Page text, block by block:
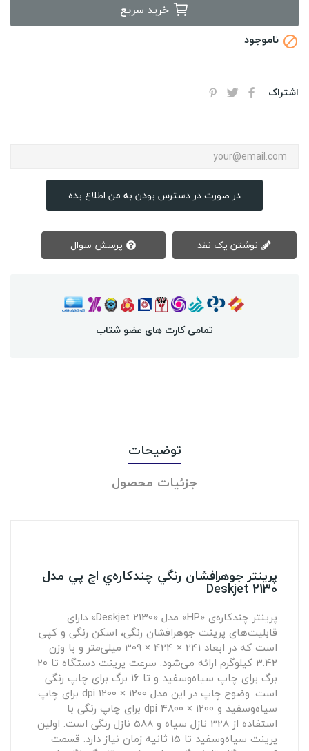
خرید سریع
 ناموجود
اشتراک
در صورت در دسترس بودن به من اطلاع بده
تمامی کارت های عضو شتاب
توضیحات
جزئیات محصول
پرينتر جوهرافشان رنگي چندکاره‌ي اچ پي مدل
Deskjet 2130
پرینتر چندکاره‌ی «HP» مدل «Deskjet 2130» دارای
قابلیت‌های پرینت جوهرافشان رنگی، اسکن رنگی و کپی
است که در ابعاد 241 × 424 × 309 میلی‌متر و با وزن
3.42 کیلوگرم ارائه می‌شود. سرعت پرینت دستگاه تا 20
برگ برای چاپ سیاه‌وسفید و تا 16 برگ برای چاپ رنگی
است. وضوح چاپ در این مدل 1200 × 1200 dpi برای چاپ
سیاه‌وسفید و 1200 × 4800 dpi برای چاپ رنگی با
استفاده از 328 نازل سیاه و 588 نازل رنگی است. اولین
پرینت سیاه‌وسفید تا 15 ثانیه زمان نیاز دارد. قسمت